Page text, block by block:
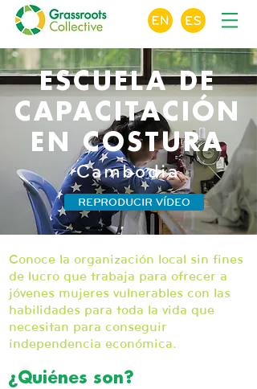
ESCUELA DE
CAPACITACIÓN
EN COSTURA
Cambodia
REPRODUCIR VÍDEO
Conoce la organización local sin fines
de lucro que trabaja para ofrecer a
jóvenes mujeres vulnerables con las
habilidades para toda la vida que
necesitan para conseguir
independencia económica.
¿Quiénes son?